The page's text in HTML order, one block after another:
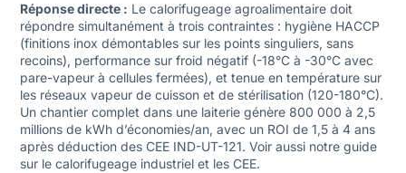
Réponse directe : Le calorifugeage agroalimentaire doit
répondre simultanément à trois contraintes : hygiène HACCP
(finitions inox démontables sur les points singuliers, sans
recoins), performance sur froid négatif (-18°C à -30°C avec
pare-vapeur à cellules fermées), et tenue en température sur
les réseaux vapeur de cuisson et de stérilisation (120-180°C).
Un chantier complet dans une laiterie génère 800 000 à 2,5
millions de kWh d’économies/an, avec un ROI de 1,5 à 4 ans
après déduction des CEE IND-UT-121. Voir aussi notre guide
sur le calorifugeage industriel et les CEE.